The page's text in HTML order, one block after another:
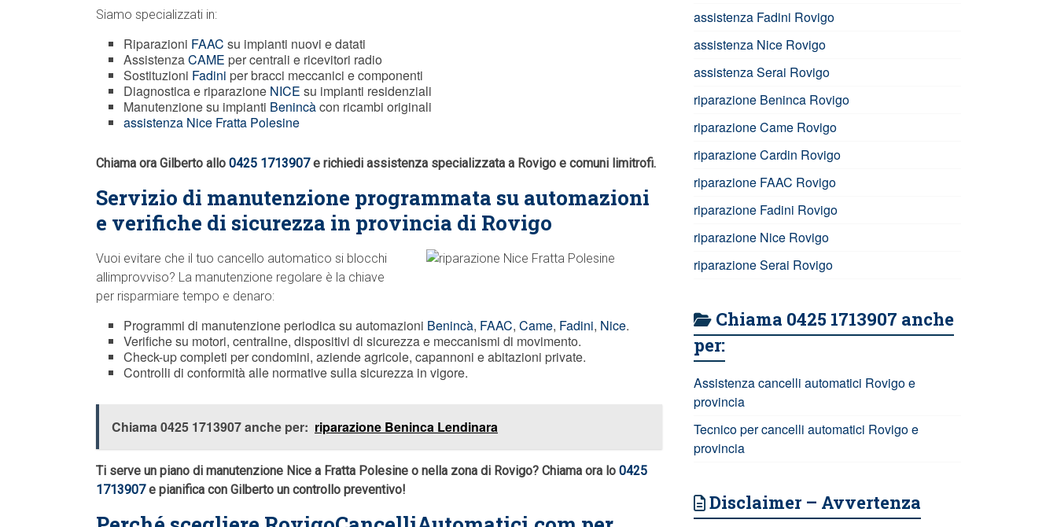
Siamo specializzati in:
Riparazioni FAAC su impianti nuovi e datati
AssistenzaCAME per centrali e ricevitori radio
Sostituzioni Fadini per bracci meccanici e componenti
Diagnostica e riparazione NICE su impianti residenziali
Manutenzione su impianti Benincàcon ricambi originali
assistenza Nice Fratta Polesine
Chiama ora Gilberto allo 0425 1713907e richiedi assistenza specializzata a Rovigo e comuni limitrofi.
Servizio di manutenzione programmata su automazioni
e verifiche di sicurezza in provincia di Rovigo
Vuoi evitare che il tuo cancello automatico si blocchi
allimprovviso? La manutenzione regolare è la chiave
per risparmiare tempo e denaro:
Programmi di manutenzione periodica su automazioni Benincà, FAAC, Came, Fadini, Nice.
Verifiche su motori, centraline, dispositivi di sicurezza e meccanismi di movimento.
Check-up completi per condomini, aziende agricole, capannoni e abitazioni private.
Controlli di conformità alle normative sulla sicurezza in vigore.
Chiama 0425 1713907 anche per: riparazione Beninca Lendinara
Ti serve un piano di manutenzione Nice a Fratta Polesine o nella zona di Rovigo? Chiama ora lo 0425
1713907e pianifica con Gilberto un controllo preventivo!
assistenza Fadini Rovigo
assistenza Nice Rovigo
assistenza Serai Rovigo
riparazione Beninca Rovigo
riparazione Came Rovigo
riparazione Cardin Rovigo
riparazione FAAC Rovigo
riparazione Fadini Rovigo
riparazione Nice Rovigo
riparazione Serai Rovigo
Chiama 0425 1713907 anche
per:
Assistenza cancelli automatici Rovigo e
provincia
Tecnico per cancelli automatici Rovigo e
provincia
Disclaimer – Avvertenza